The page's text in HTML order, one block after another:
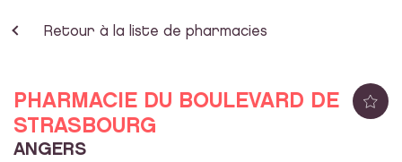
Retour à la liste de pharmacies
PHARMACIE DU BOULEVARD DE
STRASBOURG
ANGERS